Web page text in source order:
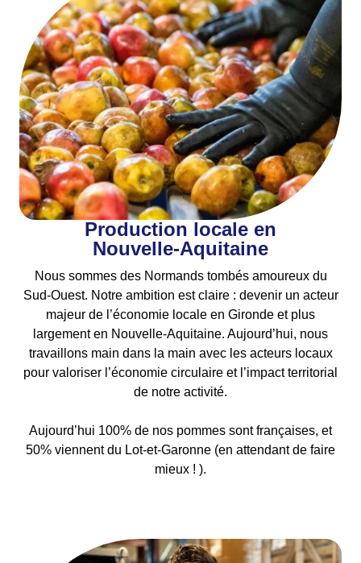
Production locale en
Nouvelle-Aquitaine
Nous sommes des Normands tombés amoureux du
Sud-Ouest. Notre ambition est claire : devenir un acteur
majeur de l’économie locale en Gironde et plus
largement en Nouvelle-Aquitaine. Aujourd’hui, nous
travaillons main dans la main avec les acteurs locaux
pour valoriser l’économie circulaire et l’impact territorial
de notre activité.
Aujourd’hui 100% de nos pommes sont françaises, et
50% viennent du Lot-et-Garonne (en attendant de faire
mieux ! ).